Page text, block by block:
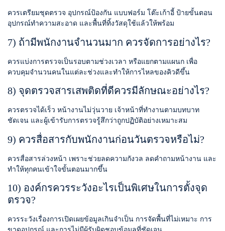
ควรเตรียมชุดตรวจ อุปกรณ์ป้องกัน แบบฟอร์ม โต๊ะเก้าอี้ ป้ายขั้นตอน
อุปกรณ์ทำความสะอาด และพื้นที่ทิ้งวัสดุใช้แล้วให้พร้อม
7) ถ้ามีพนักงานจำนวนมาก ควรจัดการอย่างไร?
ควรแบ่งการตรวจเป็นรอบตามช่วงเวลา หรือแยกตามแผนก เพื่อ
ควบคุมจำนวนคนในแต่ละช่วงและทำให้การไหลของคิวดีขึ้น
8) จุดตรวจสารเสพติดที่ดีควรมีลักษณะอย่างไร?
ควรตรวจได้เร็ว หน้างานไม่วุ่นวาย เจ้าหน้าที่ทำงานตามบทบาท
ชัดเจน และผู้เข้ารับการตรวจรู้สึกว่าถูกปฏิบัติอย่างเหมาะสม
9) ควรสื่อสารกับพนักงานก่อนวันตรวจหรือไม่?
ควรสื่อสารล่วงหน้า เพราะช่วยลดความกังวล ลดคำถามหน้างาน และ
ทำให้ทุกคนเข้าใจขั้นตอนมากขึ้น
10) องค์กรควรระวังอะไรเป็นพิเศษในการตั้งจุด
ตรวจ?
ควรระวังเรื่องการเปิดเผยข้อมูลเกินจำเป็น การจัดพื้นที่ไม่เหมาะ การ